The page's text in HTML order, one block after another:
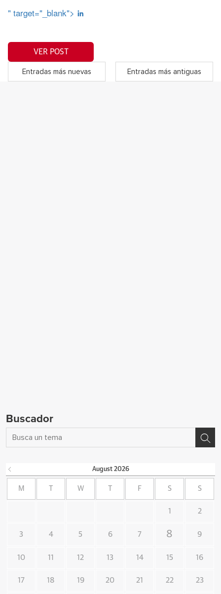
" target="_blank">
VER POST
Entradas más nuevas Entradas más antiguas
Buscador
August 2026
M W F S S
1 2
3 4 5 6 7 8 9
10 11 12 13 14 15 16
17 18 19 20 21 22 23